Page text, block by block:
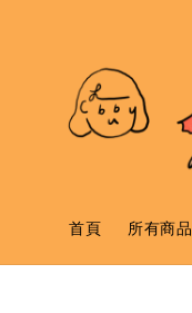
首頁 所有商品